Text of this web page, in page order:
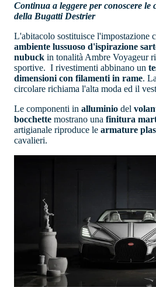
Continua a leggere per conoscere le
della Bugatti Destrier
L'abitacolo sostituisce l'impostazione
ambiente lussuoso d'ispirazione
nubuck in tonalità Ambre Voyageur
sportive. I rivestimenti abbinano un
dimensioni con filamenti in rame.
circolare richiama l'alta moda ed il
Le componenti in alluminio del
bocchette mostrano una finitura
artigianale riproduce le armature
cavalieri.